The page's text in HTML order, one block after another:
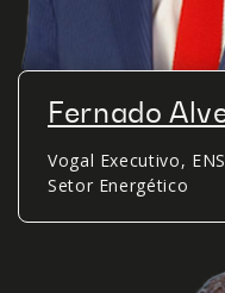
Fernado
Vogal Executivo,
Setor Energético